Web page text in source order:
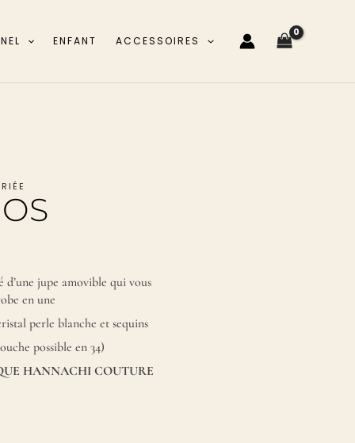
ENFANT ACCESSOIRES
d’une jupe amovible qui vous
en une
perle blanche et sequins
possible en 34)
HANNACHI COUTURE